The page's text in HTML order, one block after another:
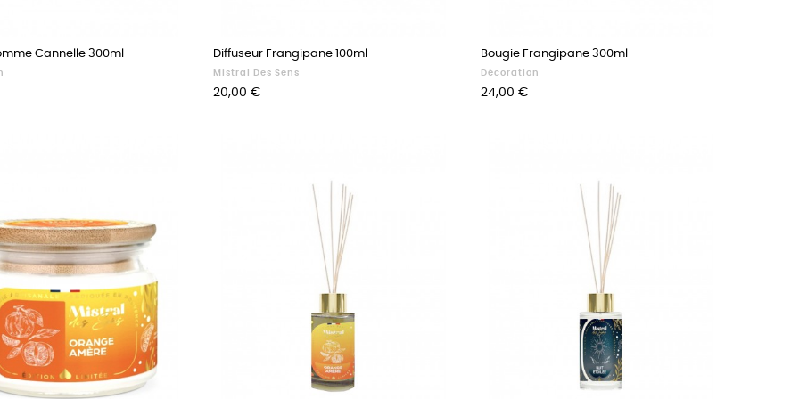
Cannelle 300ml Diffuseur Frangipane 100ml
Mistral Des Sens
Prix
20,00 €
Bougie Frangipane 300ml
Décoration
Prix
24,00 €